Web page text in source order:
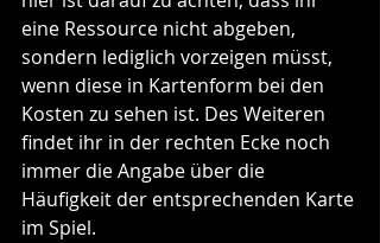
eine Ressource nicht abgeben,
sondern lediglich vorzeigen müsst,
wenn diese in Kartenform bei den
Kosten zu sehen ist. Des Weiteren
findet ihr in der rechten Ecke noch
immer die Angabe über die
Häufigkeit der entsprechenden Karte
im Spiel.